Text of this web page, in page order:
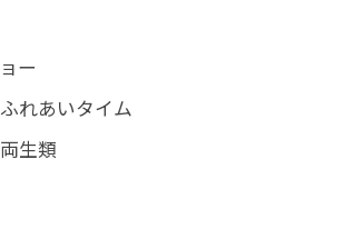
ー
れあいタイム
生類